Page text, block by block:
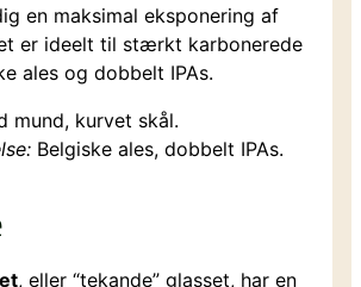
en maksimal eksponering af
er ideelt til stærkt karbonerede
ales og dobbelt IPAs.
mund, kurvet skål.
Belgiske ales, dobbelt IPAs.
, eller “tekande” glasset, har en